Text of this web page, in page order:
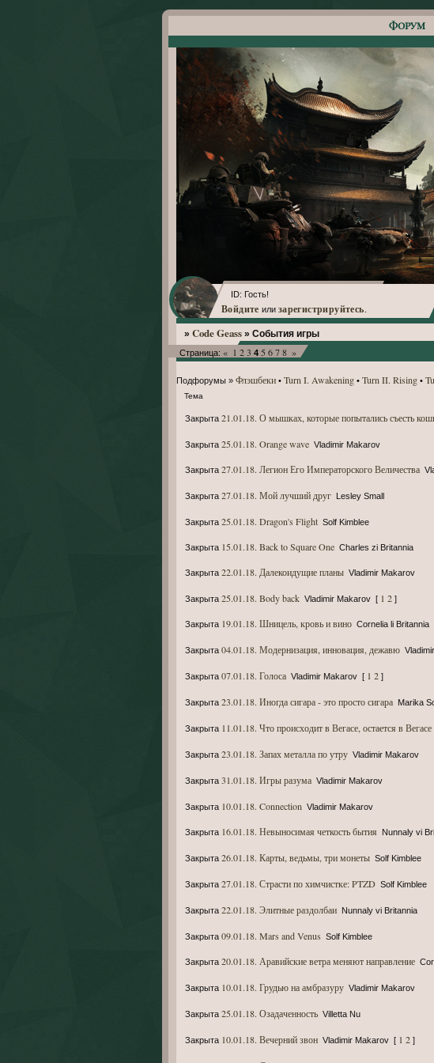
Форум
ID: Гость!
Войдите или зарегистрируйтесь
» Code Geass » События игры
Страница: « 1 23 4 5 678 »
Подфорумы » Флэшбеки • Turn I. Awakening • Turn II. Rising •
Тема
Закрыта21.01.18. О мышках, которые попытались съесть
Закрыта25.01.18. Orange wave Vladimir Makarov
Закрыта27.01.18. Легион Его Императорского Величества
Закрыта27.01.18. Мой лучший друг Lesley Small
Закрыта25.01.18. Dragon's Flight Solf Kimblee
Закрыта 15.01.18. Back to Square One Charles zi Britannia
Закрыта22.01.18. Далекоидущие планы Vladimir Makarov
Закрыта25.01.18. Body back Vladimir Makarov [ 1 2 ]
Закрыта 19.01.18. Шницель, кровь и вино Cornelia li Britannia
Закрыта04.01.18. Модернизация, инновация, дежавю
Закрыта07.01.18. Голоса Vladimir Makarov [ 1 2 ]
Закрыта23.01.18. Иногда сигара - это просто сигара Marika
Закрыта 11.01.18. Что происходит в Вегасе, остается в Вегасе
Закрыта23.01.18. Запах металла по утру Vladimir Makarov
Закрыта31.01.18. Игры разума Vladimir Makarov
Закрыта 10.01.18. Connection Vladimir Makarov
Закрыта 16.01.18. Невыносимая четкость бытия Nunnaly vi
Закрыта26.01.18. Карты, ведьмы, три монеты Solf Kimblee
Закрыта27.01.18. Страсти по химчистке: PTZD Solf Kimblee
Закрыта22.01.18. Элитные раздолбаи Nunnaly vi Britannia
Закрыта09.01.18. Mars and Venus Solf Kimblee
Закрыта20.01.18. Аравийские ветра меняют направление
Закрыта 10.01.18. Грудью на амбразуру Vladimir Makarov
Закрыта25.01.18. Озадаченность Villetta Nu
Закрыта 10.01.18. Вечерний звон Vladimir Makarov [ 1 2 ]